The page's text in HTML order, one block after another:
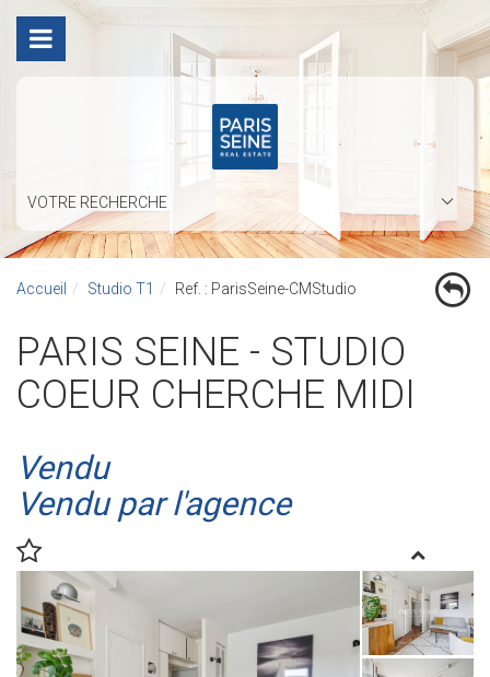
VOTRE RECHERCHE
Accueil Studio T1 Ref. : ParisSeine-CMStudio
PARIS SEINE - STUDIO
COEUR CHERCHE MIDI
Vendu
Vendu par l'agence